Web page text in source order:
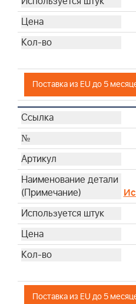
Поставка из EU до 5
Поставка из EU до 5